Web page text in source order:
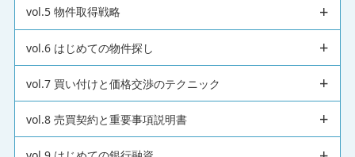
vol.5 物件取得戦略
vol.6 はじめての物件探し
vol.7 買い付けと価格交渉のテクニック
vol.8 売買契約と重要事項説明書